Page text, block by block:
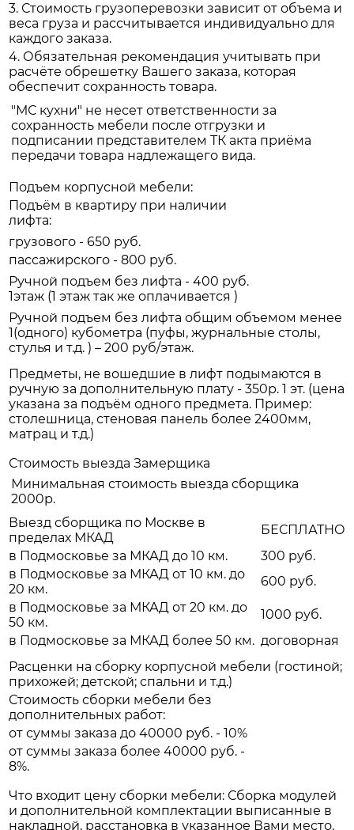
3. Стоимость грузоперевозки зависит от объема и
веса груза и рассчитывается индивидуально для
каждого заказа.
4. Обязательная рекомендация учитывать при
расчёте обрешетку Вашего заказа, которая
обеспечит сохранность товара.
"МС кухни" не несет ответственности за
сохранность мебели после отгрузки и
подписании представителем ТК акта приёма
передачи товара надлежащего вида.
Подъем корпусной мебели:
Подъём в квартиру при наличии
лифта:
грузового - 650 руб.
пассажирского - 800 руб.
Ручной подъем без лифта - 400 руб.
1этаж (1 этаж так же оплачивается )
Ручной подъем без лифта общим объемом менее
1(одного) кубометра (пуфы, журнальные столы,
стулья и т.д. ) – 200 руб/этаж.
Предметы, не вошедшие в лифт подымаются в
ручную за дополнительную плату - 350р. 1 эт. (цена
указана за подъём одного предмета. Пример:
столешница, стеновая панель более 2400мм,
матрац и т.д.)
Стоимость выезда Замерщика
Минимальная стоимость выезда сборщика
2000р.
Выезд сборщика по Москве в
пределах МКАД
БЕСПЛАТНО
в Подмосковье за МКАД до 10 км.
300 руб.
в Подмосковье за МКАД от 10 км. до
20 км.
600 руб.
в Подмосковье за МКАД от 20 км. до
50 км.
1000 руб.
в Подмосковье за МКАД более 50 км. договорная
Расценки на сборку корпусной мебели (гостиной;
прихожей; детской; спальни и т.д.)
Стоимость сборки мебели без
дополнительных работ:
от суммы заказа до 40000 руб. - 10%
от суммы заказа более 40000 руб. -
8%.
Что входит цену сборки мебели: Сборка модулей
и дополнительной комплектации выписанные в
накладной, расстановка в указанное Вами место.